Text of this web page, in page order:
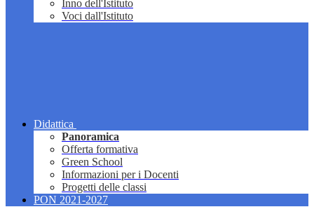
Inno dell'Istituto
Voci dall'Istituto
Didattica
Panoramica
Offerta formativa
Green School
Informazioni per i Docenti
Progetti delle classi
PON 2021-2027